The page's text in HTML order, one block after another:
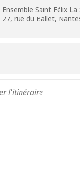
Ensemble Saint Félix La
27, rue du Ballet,